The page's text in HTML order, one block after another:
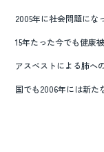
2005年に社会問題にな
15年たった今でも健康
アスベストによる肺へ
国でも2006年には新た